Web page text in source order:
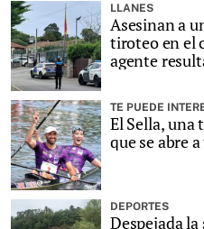
LLANES
Asesinan a
tiroteo en el
agente
TE PUEDE
El Sella, una
que se abre
DEPORTES
Despejada la